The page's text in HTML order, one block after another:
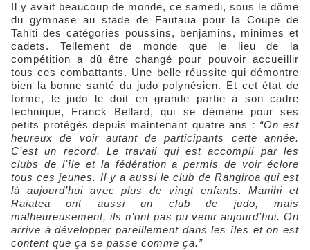
Il y avait beaucoup de monde, ce samedi, sous le dôme
du gymnase au stade de Fautaua pour la Coupe de
Tahiti des catégories poussins, benjamins, minimes et
cadets. Tellement de monde que le lieu de la
compétition a dû être changé pour pouvoir accueillir
tous ces combattants. Une belle réussite qui démontre
bien la bonne santé du judo polynésien. Et cet état de
forme, le judo le doit en grande partie à son cadre
technique, Franck Bellard, qui se démène pour ses
petits protégés depuis maintenant quatre ans : “On est
heureux de voir autant de participants cette année.
C’est un record. Le travail qui est accompli par les
clubs de l'île et la fédération a permis de voir éclore
tous ces jeunes. Il y a aussi le club de Rangiroa qui est
là aujourd’hui avec plus de vingt enfants. Manihi et
Raiatea ont aussi un club de judo, mais
malheureusement, ils n’ont pas pu venir aujourd’hui. On
arrive à développer pareillement dans les îles et on est
content que ça se passe comme ça.”